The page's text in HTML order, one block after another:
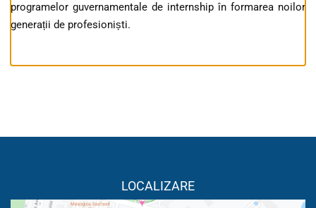
programelor guvernamentale de internship în formarea noilor
generații de profesioniști.
LOCALIZARE